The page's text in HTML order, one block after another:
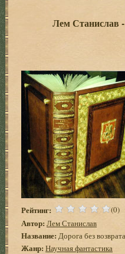
Лем Станислав -
Рейтинг: (0)
Автор: Лем Станислав
Название: Дорога без возврата
Жанр: Научная фантастика